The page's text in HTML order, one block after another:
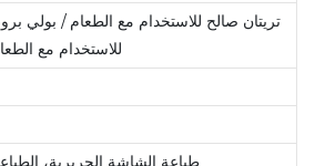
تريتان صالح للاستخدام مع الطعام / بولي
للاستخدام مع
طباعة الشاشة الحريرية،